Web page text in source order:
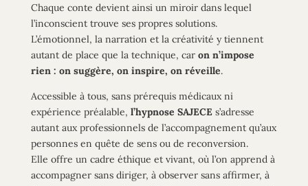
Chaque conte devient ainsi un miroir dans lequel
l’inconscient trouve ses propres solutions.
L’émotionnel, la narration et la créativité y tiennent
autant de place que la technique, car on n’impose
rien : on suggère, on inspire, on réveille.
Accessible à tous, sans prérequis médicaux ni
expérience préalable, l’hypnose SAJECEs’adresse
autant aux professionnels de l’accompagnement qu’aux
personnes en quête de sens ou de reconversion.
Elle offre un cadre éthique et vivant, où l’on apprend à
accompagner sans diriger, à observer sans affirmer, à